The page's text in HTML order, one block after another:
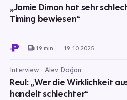
„Jamie Dimon hat sehr
Timing bewiesen“
19 min. 19.10.2025
Interview · Alev Doğan
Reul: „Wer die Wirklichkeit
handelt schlechter“